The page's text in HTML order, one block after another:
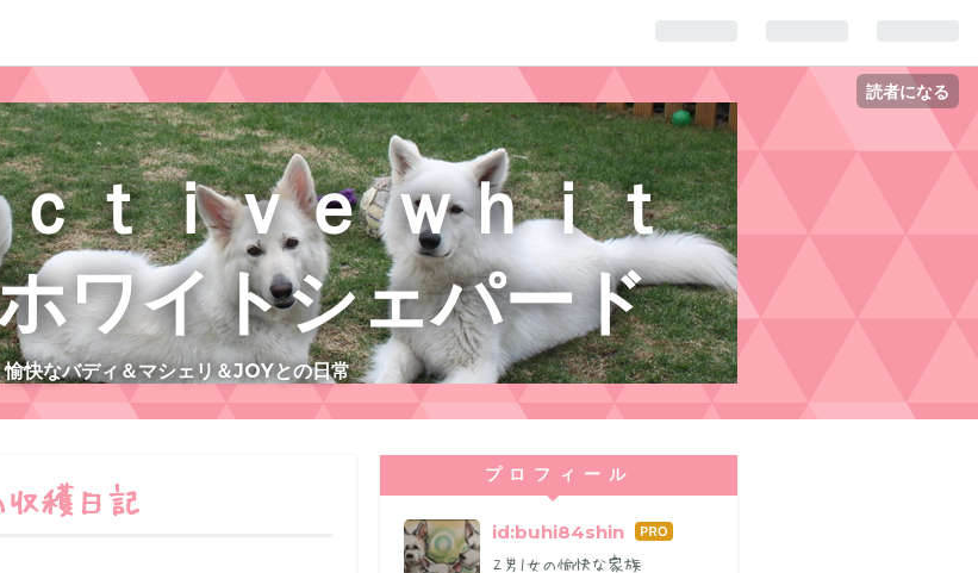
読者になる
ｔｉｖｅ ｗｈｉｔ
ワイトシェパード
愉快なバディ＆マシェリ＆JOYとの日常
収穫日記
プロフィール
id:buhi84shin はて
なブ
２男1女の愉快な家族